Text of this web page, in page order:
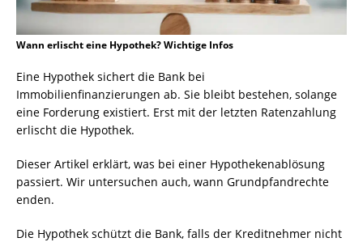
Wann erlischt eine Hypothek? Wichtige Infos
Eine Hypothek sichert die Bank bei
Immobilienfinanzierungen ab. Sie bleibt bestehen, solange
eine Forderung existiert. Erst mit der letzten Ratenzahlung
erlischt die Hypothek.
Dieser Artikel erklärt, was bei einer Hypothekenablösung
passiert. Wir untersuchen auch, wann Grundpfandrechte
enden.
Die Hypothek schützt die Bank, falls der Kreditnehmer nicht